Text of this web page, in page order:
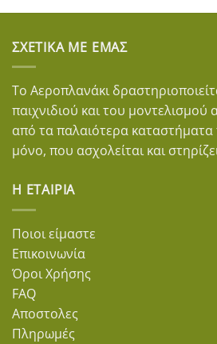
ΣΧΕΤΙΚΆ ΜΕ ΕΜΆΣ
Το Αεροπλανάκι
παιχνιδιού και του μοντελισμού
από τα παλαιότερα καταστήματα
μόνο, που ασχολείται και
Η ΕΤΑΙΡΊΑ
Ποιοι είμαστε
Επικοινωνία
Όροι Χρήσης
FAQ
Αποστολες
Πληρωμές